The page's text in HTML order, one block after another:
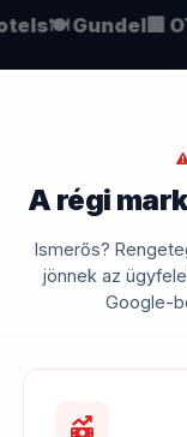
🍽️ Gundel🏢
A régi
Ismerős?
jönnek az
Google-